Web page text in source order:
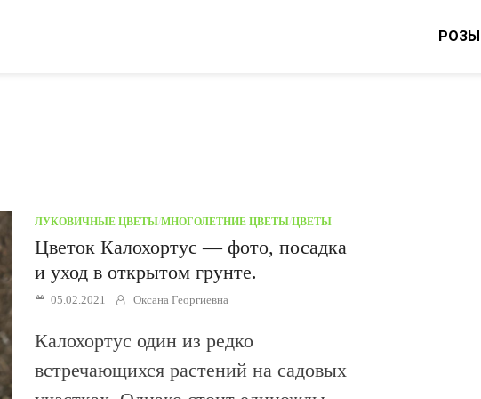
РОЗЫ
ЛУКОВИЧНЫЕ ЦВЕТЫ МНОГОЛЕТНИЕ ЦВЕТЫ ЦВЕТЫ
Цветок Калохортус — фото, посадка
и уход в открытом грунте.
05.02.2021 Оксана Георгиевна
Калохортус один из редко
встречающихся растений на садовых